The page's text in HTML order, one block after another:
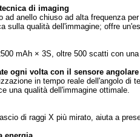
di imaging
ad anello chiuso ad alta frequenza
sulla qualità dell'immagine; offre
mAh × 3S, oltre 500 scatti con
ogni volta con il sensore
in tempo reale dell'angolo di
una qualità dell'immagine ottimale.
di raggi X più mirato, aiuta a